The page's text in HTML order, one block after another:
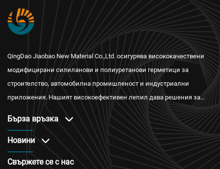
QingDao Jiaobao New Material Co.,Ltd. осигурява висококачествени
модифицирани силиланови и полиуретанови герметици за
строителство, автомобилна промишленост и индустриални
приложения. Нашият високоефективен лепил дава решения за
международни сертификати и надеждно следпродажбено
обслужване.
Бърза връзка
Новини
Свържете се с нас